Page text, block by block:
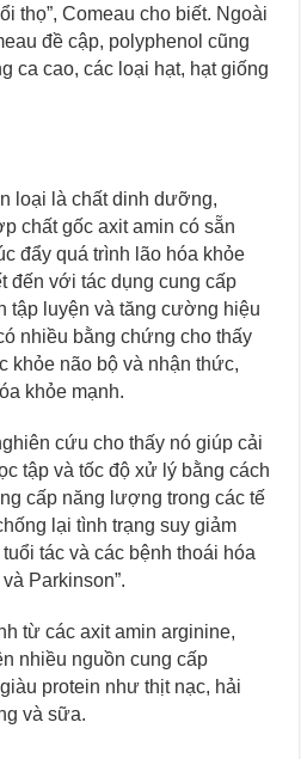
thọ”, Comeau cho biết. Ngoài
đề cập, polyphenol cũng
ca cao, các loại hạt, hạt giống
loại là chất dinh dưỡng,
chất gốc axit amin có sẵn
đẩy quá trình lão hóa khỏe
đến với tác dụng cung cấp
tập luyện và tăng cường hiệu
nhiều bằng chứng cho thấy
khỏe não bộ và nhận thức,
khỏe mạnh.
cứu cho thấy nó giúp cải
tập và tốc độ xử lý bằng cách
cấp năng lượng trong các tế
lại tình trạng suy giảm
tác và các bệnh thoái hóa
Parkinson”.
từ các axit amin arginine,
nhiều nguồn cung cấp
protein như thịt nạc, hải
và sữa.